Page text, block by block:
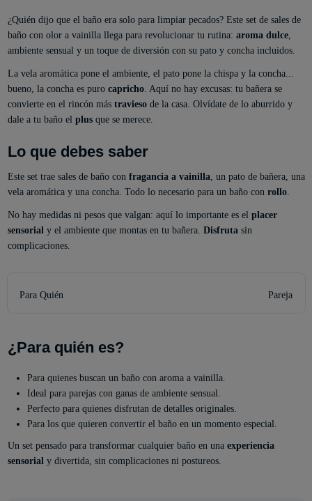
¿Quién dijo que el baño era solo para limpiar pecados? Este set de sales de
baño con olor a vainilla llega para revolucionar tu rutina: aroma dulce,
ambiente sensual y un toque de diversión con su pato y concha incluidos.
La vela aromática pone el ambiente, el pato pone la chispa y la concha...
bueno, la concha es puro capricho. Aquí no hay excusas: tu bañera se
convierte en el rincón más traviesode la casa. Olvídate de lo aburrido y
dale a tu baño el plusque se merece.
Lo que debes saber
Este set trae sales de baño con fragancia a vainilla , un pato de bañera, una
vela aromática y una concha. Todo lo necesario para un baño con rollo.
No hay medidas ni pesos que valgan: aquí lo importante es el placer
sensorialy el ambiente que montas en tu bañera. Disfrutasin
complicaciones.
Para Quién Pareja
¿Para quién es?
Para quienes buscan un baño con aroma a vainilla.
Ideal para parejas con ganas de ambiente sensual.
Perfecto para quienes disfrutan de detalles originales.
Para los que quieren convertir el baño en un momento especial.
Un set pensado para transformar cualquier baño en una experiencia
sensorial y divertida, sin complicaciones ni postureos.